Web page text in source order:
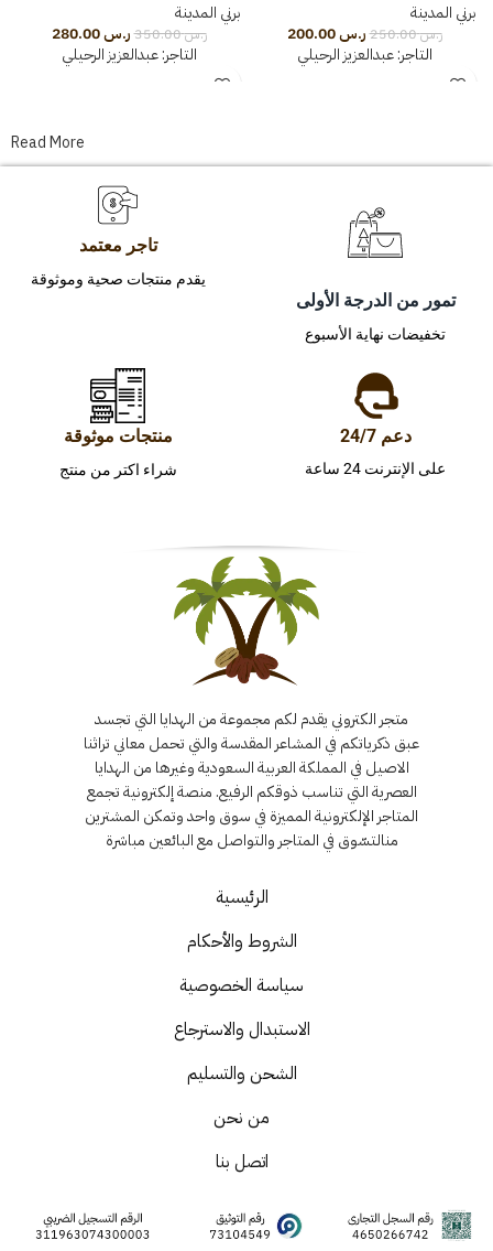
برني المدينة
ر.س250.00 ر.س200.00
التاجر:عبدالعزيز الرحيلي
برني المدينة
ر.س350.00 ر.س280.00
التاجر:عبدالعزيز الرحيلي
Read More
تمور من الدرجة الأولى
تخفيضات نهاية الأسبوع
تاجر معتمد
يقدم منتجات صحية وموثوقة
دعم 24/7
على الإنترنت 24 ساعة
منتجات موثوقة
شراء اكتر من منتج
متجر الكتروني يقدم لكم مجموعة من الهدايا التي تجسد
عبق ذكرياتكم في المشاعر المقدسة والتي تحمل معاني تراثنا
الاصيل في المملكة العربية السعودية وغيرها من الهدايا
العصرية التي تناسب ذوقكم الرفيع. منصة إلكترونية تجمع
المتاجر الإلكترونية المميزة في سوق واحد وتمكن المشترين
منالتسّوق في المتاجر والتواصل مع البائعين مباشرة
الرئيسية
الشروط والأحكام
سياسة الخصوصية
الاستبدال والاسترجاع
الشحن والتسليم
من نحن
اتصل بنا